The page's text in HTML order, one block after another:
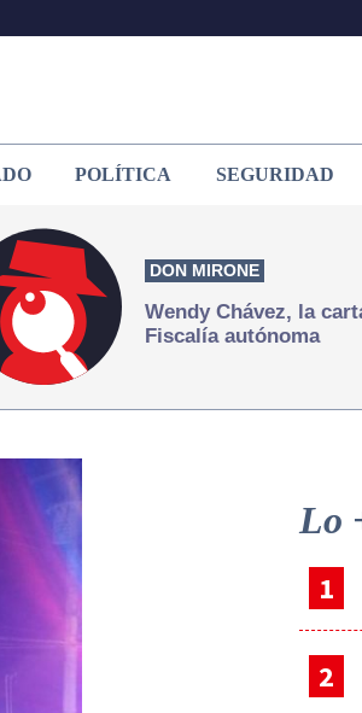
POLÍTICA SEGURIDAD
DON MIRONE
Wendy Chávez, la
Fiscalía autónoma
Lo